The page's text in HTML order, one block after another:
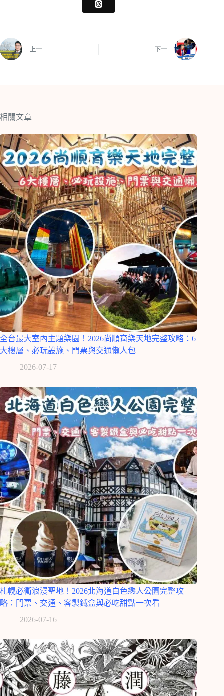
上一 下一
相關文章
全台最大室內主題樂園！2026尚順育樂天地完整攻略：6
大樓層、必玩設施、門票與交通懶人包
2026-07-17
札幌必衝浪漫聖地！2026北海道白色戀人公園完整攻
略：門票、交通、客製鐵盒與必吃甜點一次看
2026-07-16